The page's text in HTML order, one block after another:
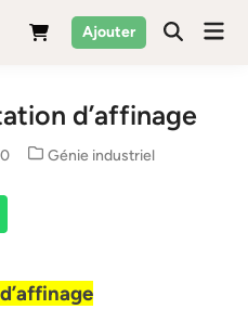
Ajouter
d’affinage
0
Posted
Génie industriel